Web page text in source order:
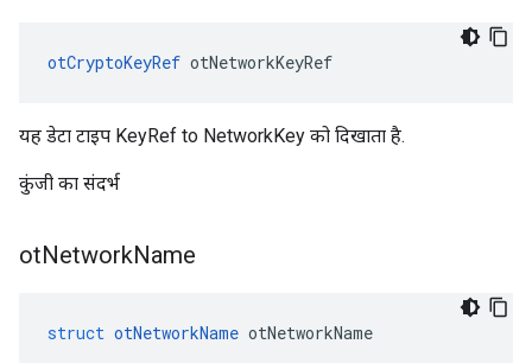
otCryptoKeyRef otNetworkKeyRef
यह डेटा टाइप KeyRef to NetworkKey को दिखाता है.
कुंजी का संदर्भ
otNetworkName
struct otNetworkName otNetworkName